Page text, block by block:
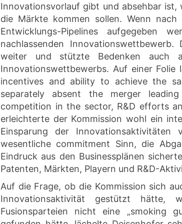
Innovationsvorlauf gibt und absehbar ist,
die Märkte kommen sollen. Wenn nach
Entwicklungs-Pipelines
nachlassenden
weiter und stützte Bedenken auch
Innovationswettbewerbs. Auf einer
incentives and ability to achieve the
separately absent the merger
competition in the sector, R&D efforts
erleichterte der Kommission wohl ein
Einsparung der
wesentliche commitment Sinn, die
Eindruck aus den Businessplänen
Patenten, Märkten, Playern und R&D-
Auf die Frage, ob die Kommission sich
Innovationsaktivität gestützt
Fusionsparteien nicht eine „smoking